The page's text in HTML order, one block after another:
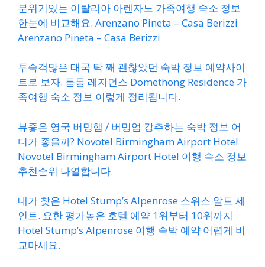
분위기있는 이탈리아 아렌자노 가족여행 숙소 정보
한눈에 비교해요. Arenzano Pineta – Casa Berizzi
Arenzano Pineta – Casa Berizzi
투숙객많은 태국 탁 꽤 괜찮았던 숙박 정보 예약사이
트로 보자. 돔통 레지던스 Domethong Residence 가
족여행 숙소 정보 이렇게 정리됩니다.
뷰좋은 영국 버밍햄 / 버밍엄 강추하는 숙박 정보 어
디가 좋을까? Novotel Birmingham Airport Hotel
Novotel Birmingham Airport Hotel 여행 숙소 정보
추천순위 나열합니다.
내가 찾은 Hotel Stump’s Alpenrose 스위스 알트 세
인트. 요한 평가높은 호텔 예약 1위부터 10위까지
Hotel Stump’s Alpenrose 여행 숙박 예약 어렵게 비
교마세요.